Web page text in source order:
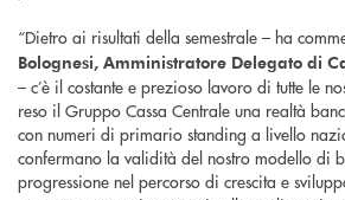
“Dietro ai risultati della semestrale – ha
Bolognesi, Amministratore Delegato di
– c’è il costante e prezioso lavoro di tutte le
reso il Gruppo Cassa Centrale una realtà
con numeri di primario standing a livello
confermano la validità del nostro modello di
progressione nel percorso di crescita e